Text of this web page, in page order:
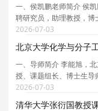
一、侯凯鹏老师简介 侯
聘研究员，助理教授，博
科及硕士阶段就读于苏州
郎建平教授、鲍晓光教
2026-07-03
一、导师简介 李能旭，
授、课题组长、博士生
京大学材料科学与工程学
罗来纳教堂山分校黄劲
2026-07-03
清华大学张衍国教授